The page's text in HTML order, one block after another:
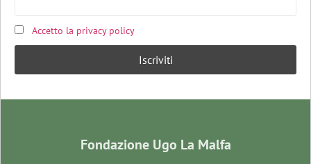
Accetto la privacy policy
Fondazione Ugo La Malfa